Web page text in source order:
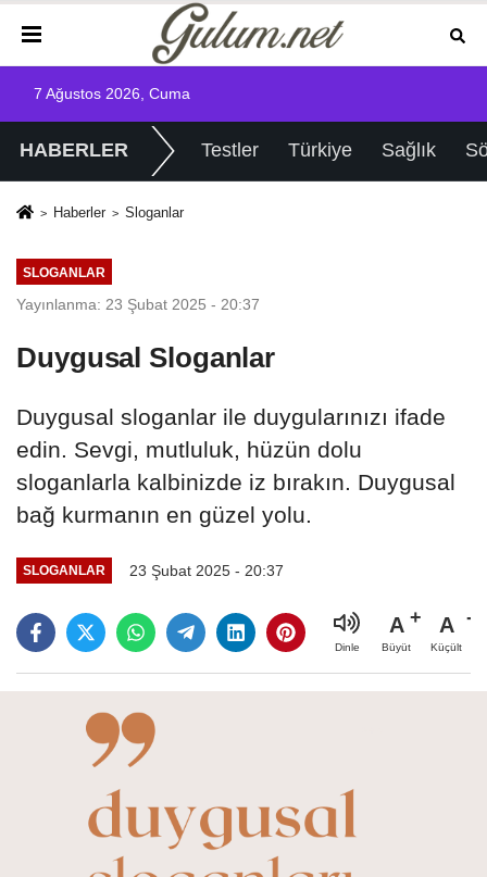
7 Ağustos 2026, Cuma
HABERLER Testler Türkiye Sağlık
Haberler Sloganlar
SLOGANLAR
Yayınlanma: 23 Şubat 2025 - 20:37
Duygusal Sloganlar
Duygusal sloganlar ile duygularınızı ifade
edin. Sevgi, mutluluk, hüzün dolu
sloganlarla kalbinizde iz bırakın. Duygusal
bağ kurmanın en güzel yolu.
SLOGANLAR 23 Şubat 2025 - 20:37
Dinle
A
Büyüt
A
Küçült